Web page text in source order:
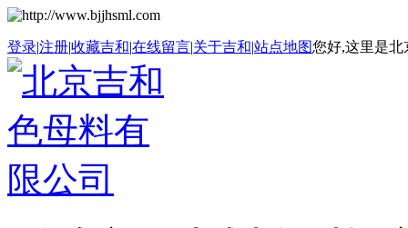
登录|注册|收藏吉和|在线留言|关于吉和|站点地图您好,这里是